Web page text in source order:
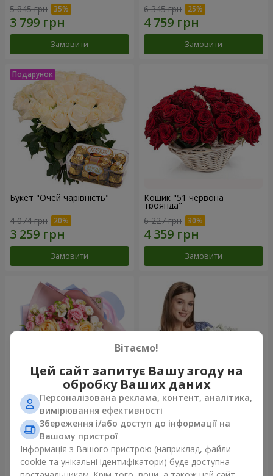
5 845 грн
Замовити
6 345 грн
Замовити
Букет "Очей чарівність"
4 074 грн
Замовити
Кошик "51 червона
троянда"
6 227 грн
Замовити
Букет "Казка мого життя"
2 443 грн
Замовити
Кошик "Янголятко"
Замовити
Вітаємо!
Цей сайт запитує Вашу згоду на
обробку Ваших даних
Персоналізована реклама, контент, аналітика,
вимірювання ефективності
Збереження і/або доступ до інформації на
Вашому пристрої
Інформація з Вашого пристрою (наприклад, файли
cookie та унікальні ідентифікатори) буде доступна